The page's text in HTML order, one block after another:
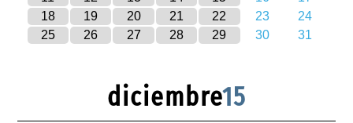
18
19 20 21 22 23
24
25
26 27 28 29 30 31
diciembre15